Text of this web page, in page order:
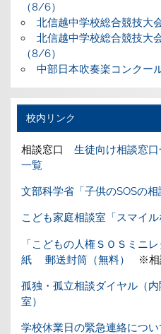
（8/6）
北信越中学校総合競技大
北信越中学校総合競技大
（8/6）
中部日本吹奏楽コンクー
校内リンク
相談窓口生徒向け相談窓
一覧
文部科学省「子供のSOSの相
こども家庭相談室「スマイ
「こどもの人権ＳＯＳミニ
紙
郵送封筒（無料） ※相
孤独・孤立相談ダイヤル（
室）
学校休業日の緊急連絡につい